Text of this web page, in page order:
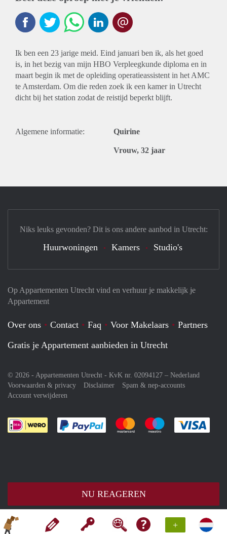
+
Ik ben een 23 jarige meid. Eind januari ben ik, als het goed
is, in het bezig van mijn HBO Verpleegkunde diploma en in
maart begin ik met de opleiding operatieassistent in het AMC
te Amsterdam. Om die reden zoek ik een kamer in Utrecht
dicht bij het station zodat de reistijd beperkt blijft.
Algemene informatie: Quirine
Vrouw, 32 jaar
NU REAGEREN
Op Appartementen Utrecht vind en verhuur je makkelijk je
Appartement
Over ons Contact Faq Voor Makelaars
Partners
Gratis je Appartement aanbieden in Utrecht
© 2026 - Appartementen Utrecht - KvK nr. 02094127 – Nederland
Voorwaarden & privacy
Disclaimer
Spam & nep-accounts
Account verwijderen
Je rekent gemakkelijk af met Paypal
Je rekent gemakkelijk af met
Je rekent
Niks leuks gevonden? Dit is ons andere aanbod in Utrecht:
Huurwoningen Kamers Studio's